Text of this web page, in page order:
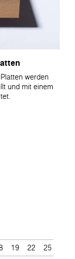
werden
und mit einem
19 22 25